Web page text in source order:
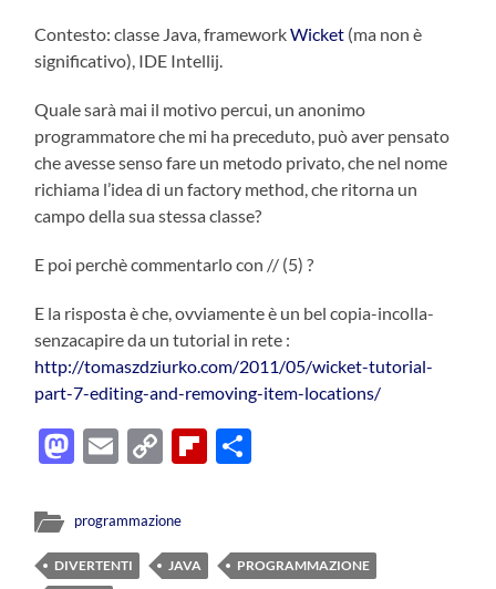
Contesto: classe Java, frameworkWicket (ma non è
significativo), IDE Intellij.
Quale sarà mai il motivo percui, un anonimo
programmatore che mi ha preceduto, può aver pensato
che avesse senso fare un metodo privato, che nel nome
richiama l’idea di un factory method, che ritorna un
campo della sua stessa classe?
E poi perchè commentarlo con // (5) ?
E la risposta è che, ovviamente è un bel copia-incolla-
senzacapire da un tutorial in rete :
http://tomaszdziurko.com/2011/05/wicket-tutorial-
part-7-editing-and-removing-item-locations/
Mastodon
EmailCopyFlipboard
programmazione
DIVERTENTI JAVA
PROGRAMMAZIONE